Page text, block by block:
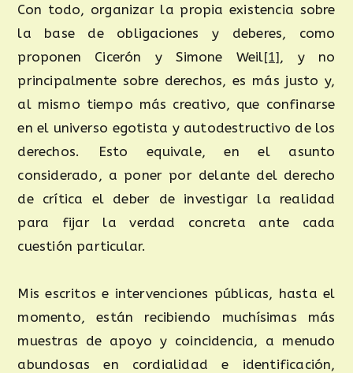
Con todo, organizar la propia existencia sobre
la base de obligaciones y deberes, como
proponen Cicerón y Simone Weil[1], y no
principalmente sobre derechos, es más justo y,
al mismo tiempo más creativo, que confinarse
en el universo egotista y autodestructivo de los
derechos. Esto equivale, en el asunto
considerado, a poner por delante del derecho
de crítica el deber de investigar la realidad
para fijar la verdad concreta ante cada
cuestión particular.
Mis escritos e intervenciones públicas, hasta el
momento, están recibiendo muchísimas más
muestras de apoyo y coincidencia, a menudo
abundosas en cordialidad e identificación,